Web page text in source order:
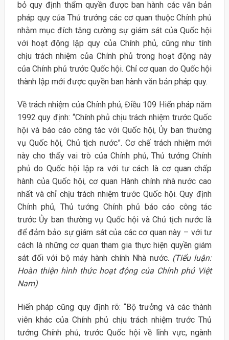
bỏ quy định thẩm quyền được ban hành các văn bản
pháp quy của Thủ trưởng các cơ quan thuộc Chính phủ
nhằm mục đích tăng cường sự giám sát của Quốc hội
với hoạt động lập quy của Chính phủ, cũng như tính
chịu trách nhiệm của Chính phủ trong hoạt động này
của Chính phủ trước Quốc hội. Chỉ cơ quan do Quốc hội
thành lập mới được quyền ban hành văn bản pháp quy.
Về trách nhiệm của Chính phủ, Điều 109 Hiến pháp năm
1992 quy định: “Chính phủ chịu trách nhiệm trước Quốc
hội và báo cáo công tác với Quốc hội, Ủy ban thường
vụ Quốc hội, Chủ tịch nước”. Cơ chế trách nhiệm mới
này cho thấy vai trò của Chính phủ, Thủ tướng Chính
phủ do Quốc hội lập ra với tư cách là cơ quan chấp
hành của Quốc hội, cơ quan Hành chính nhà nước cao
nhất và chỉ chịu trách nhiệm trước Quốc hội. Quy định
Chính phủ, Thủ tướng Chính phủ báo cáo công tác
trước Ủy ban thường vụ Quốc hội và Chủ tịch nước là
để đảm bảo sự giám sát của các cơ quan này – với tư
cách là những cơ quan tham gia thực hiện quyền giám
sát đối với bộ máy hành chính Nhà nước. (Tiểu luận:
Hoàn thiện hình thức hoạt động của Chính phủ Việt
Nam)
Hiến pháp cũng quy định rõ: “Bộ trưởng và các thành
viên khác của Chính phủ chịu trách nhiệm trước Thủ
tướng Chính phủ, trước Quốc hội về lĩnh vực, ngành